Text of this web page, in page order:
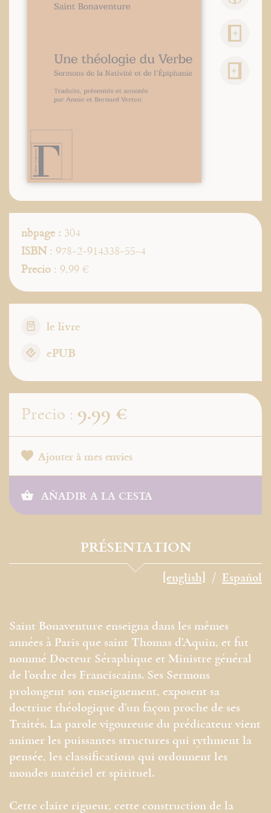
nbpage : 304
ISBN: 978-2-914338-55-4
Precio : 9.99 €
le livre
ePUB
Precio : 9.99 €
Ajouter à mes envies
AÑADIR A LA CESTA
PRÉSENTATION
[english] Español
Saint Bonaventure enseigna dans les mêmes
années à Paris que saint Thomas d’Aquin, et fut
nommé Docteur Séraphique et Ministre général
de l’ordre des Franciscains. Ses Sermons
prolongent son enseignement, exposent sa
doctrine théologique d’un façon proche de ses
Traités. La parole vigoureuse du prédicateur vient
animer les puissantes structures qui rythment la
pensée, les classifications qui ordonnent les
mondes matériel et spirituel.
Cette claire rigueur, cette construction de la